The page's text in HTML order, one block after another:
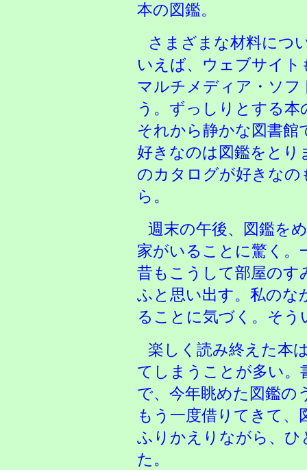
本の図鑑。
さまざまな材料につ
いえば、ウェブサイ
マルチメディア・ソ
う。ずっしりとする
それから静かな図書館
好きなのは図鑑をとり
のカタログが好きなの
ら。
週末の午後、図鑑を
家がいることに驚く。
昔もこうして部屋のす
ふと思い出す。私のな
ることに気づく。そ
楽しく読み終えた本
てしまうことが多い。
で、今年眺めた図鑑の
もう一度借りてきて、
ふりかえりながら、ひ
た。